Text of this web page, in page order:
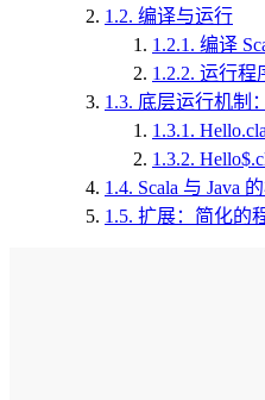
1.2. 编译与运行
1.2.1. 编译
1.2.2. 运行程
1.3. 底层运行机制
1.3.1.
1.3.2.
1.4. Scala 与 Java
1.5. 扩展：简化的